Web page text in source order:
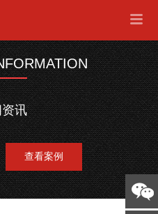
讯
查看案例